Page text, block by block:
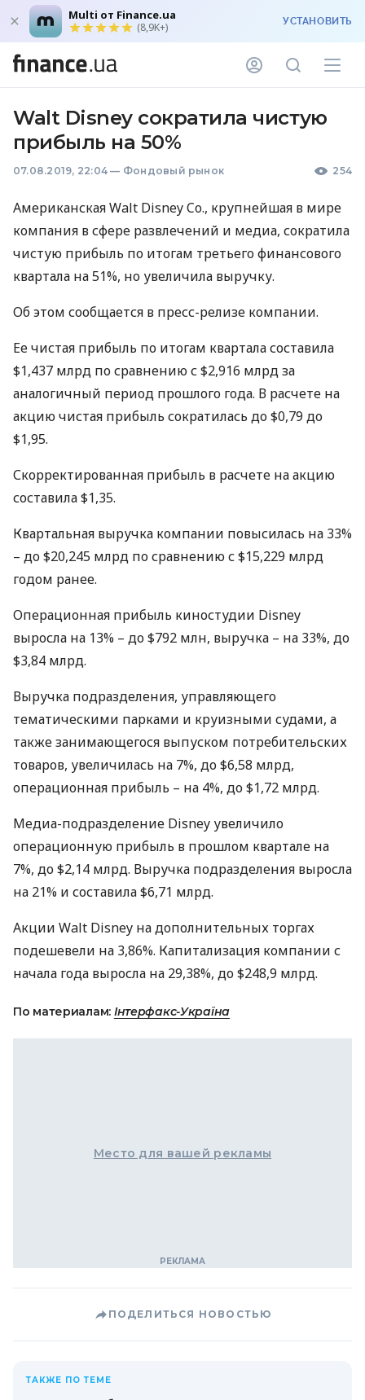
Multi от Finance.ua
(8,9K+) УСТАНОВИТЬ
Walt Disney сократила чистую
прибыль на 50%
07.08.2019, 22:04 — Фондовый рынок 254
Американская Walt Disney Co., крупнейшая в мире
компания в сфере развлечений и медиа, сократила
чистую прибыль по итогам третьего финансового
квартала на 51%, но увеличила выручку.
Об этом сообщается в пресс-релизе компании.
Ее чистая прибыль по итогам квартала составила
$1,437 млрд по сравнению с $2,916 млрд за
аналогичный период прошлого года. В расчете на
акцию чистая прибыль сократилась до $0,79 до
$1,95.
Скорректированная прибыль в расчете на акцию
составила $1,35.
Квартальная выручка компании повысилась на 33%
– до $20,245 млрд по сравнению с $15,229 млрд
годом ранее.
Операционная прибыль киностудии Disney
выросла на 13% – до $792 млн, выручка – на 33%, до
$3,84 млрд.
Выручка подразделения, управляющего
тематическими парками и круизными судами, а
также занимающегося выпуском потребительских
товаров, увеличилась на 7%, до $6,58 млрд,
операционная прибыль – на 4%, до $1,72 млрд.
Медиа-подразделение Disney увеличило
операционную прибыль в прошлом квартале на
7%, до $2,14 млрд. Выручка подразделения выросла
на 21% и составила $6,71 млрд.
Акции Walt Disney на дополнительных торгах
подешевели на 3,86%. Капитализация компании с
начала года выросла на 29,38%, до $248,9 млрд.
По материалам: Інтерфакс-Україна
Место для вашей рекламы
ПОДЕЛИТЬСЯ НОВОСТЬЮ
ТАКЖЕ ПО ТЕМЕ